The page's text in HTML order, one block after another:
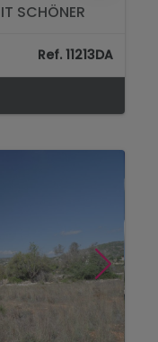
SCHÖNER
Ref. 11213DA